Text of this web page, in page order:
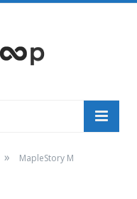
» MapleStory M